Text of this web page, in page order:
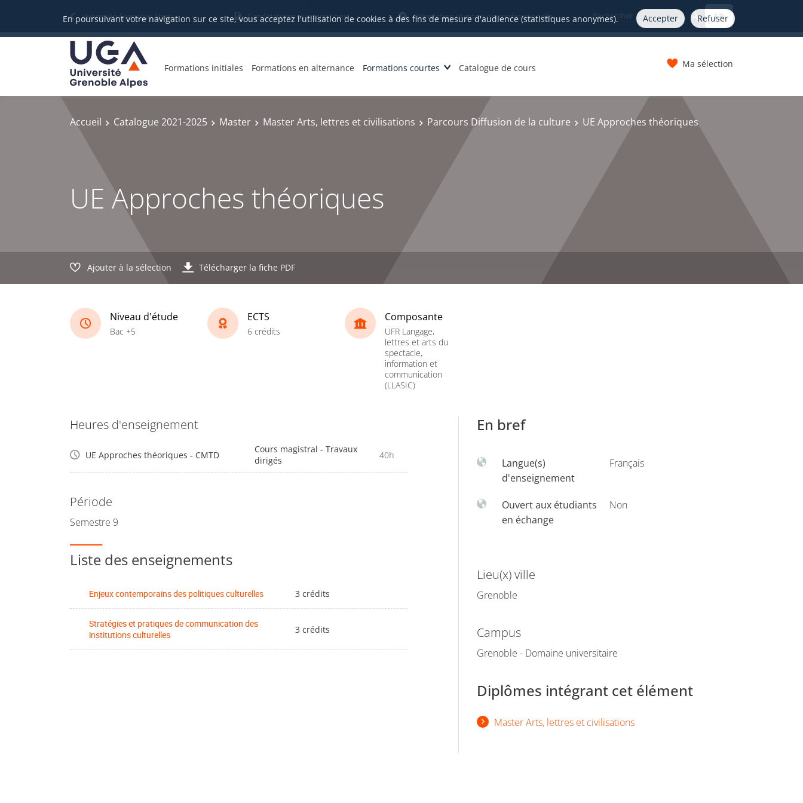
En poursuivant votre navigation sur ce site, vous acceptez l'utilisation de cookies à des fins de mesure d'audience (statistiques anonymes). Accepter Refuser
Université Grenoble Alpes Candidatures et inscriptions Orientation et insertion professionnelle FR
Formations initiales Formations en alternance Formations courtes Catalogue de cours Ma sélection
Accueil Catalogue 2021-2025 Master Master Arts, lettres et civilisations Parcours Diffusion de la culture UE Approches théoriques
UE Approches théoriques
Ajouter à la sélection Télécharger la fiche PDF
Niveau d'étude
Bac +5
ECTS
6 crédits
Composante
UFR Langage,
lettres et arts du
spectacle,
information et
communication
(LLASIC)
Heures d'enseignement
UE Approches théoriques - CMTD
Cours magistral - Travaux
dirigés
40h
Période
Semestre 9
Liste des enseignements
Enjeux contemporains des politiques culturelles 3 crédits
Stratégies et pratiques de communication des
institutions culturelles
3 crédits
En bref
Langue(s)
d'enseignement
Français
Ouvert aux étudiants
en échange
Non
Lieu(x) ville
Grenoble
Campus
Grenoble - Domaine universitaire
Diplômes intégrant cet élément
Master Arts, lettres et civilisations